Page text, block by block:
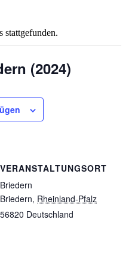
stattgefunden.
(2024)
VERANSTALTUNGSORT
Briedern
Briedern, Rheinland-Pfalz
56820 Deutschland